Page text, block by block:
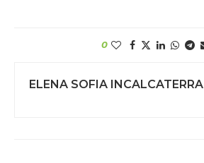
0
ELENA SOFIA INCALCATERRA